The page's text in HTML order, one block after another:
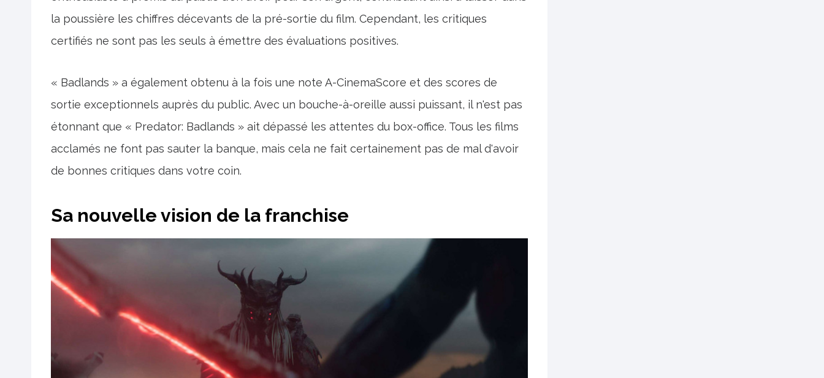
la poussière les chiffres décevants de la pré-sortie du film. Cependant, les critiques
certifiés ne sont pas les seuls à émettre des évaluations positives.
« Badlands » a également obtenu à la fois une note A-CinemaScore et des scores de
sortie exceptionnels auprès du public. Avec un bouche-à-oreille aussi puissant, il n'est pas
étonnant que « Predator: Badlands » ait dépassé les attentes du box-office. Tous les films
acclamés ne font pas sauter la banque, mais cela ne fait certainement pas de mal d'avoir
de bonnes critiques dans votre coin.
Sa nouvelle vision de la franchise